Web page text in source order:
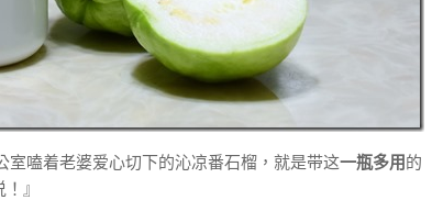
嗑着老婆爱心切下的沁凉番石榴，就是带这一瓶多用的
』